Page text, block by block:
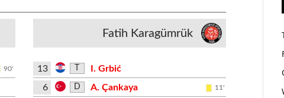
90'
Fatih Karagümrük
13
I. Grbić
6
D A. Çankaya 11'